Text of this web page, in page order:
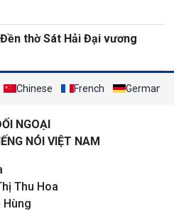
thờ Sát Hải Đại vương
Chinese French German
NGOẠI
NÓI VIỆT NAM
Thu Hoa
Hùng